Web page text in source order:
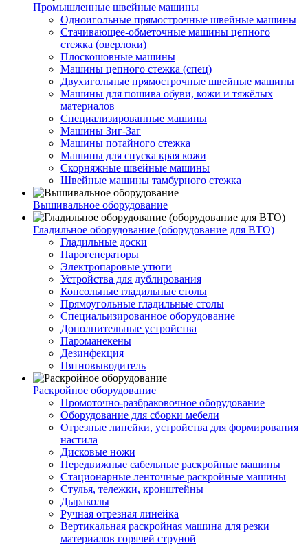
Промышленные швейные машины
Одноигольные прямострочные швейные машины
Стачивающее-обметочные машины цепного
стежка (оверлоки)
Плоскошовные машины
Машины цепного стежка (спец)
Двухигольные прямострочные швейные машины
Машины для пошива обуви, кожи и тяжёлых
материалов
Специализированные машины
Машины Зиг-Заг
Машины потайного стежка
Машины для спуска края кожи
Скорняжные швейные машины
Швейные машины тамбурного стежка
Вышивальное оборудование
Гладильное оборудование (оборудование для ВТО)
Гладильные доски
Парогенераторы
Электропаровые утюги
Устройства для дублирования
Консольные гладильные столы
Прямоугольные гладильные столы
Специальизированное оборудование
Дополнительные устройства
Пароманекены
Дезинфекция
Пятновыводитель
Раскройное оборудование
Промоточно-разбраковочное оборудование
Оборудование для сборки мебели
Отрезные линейки, устройства для формирования
настила
Дисковые ножи
Передвижные сабельные раскройные машины
Стационарные ленточные раскройные машины
Стулья, тележки, кронштейны
Дыраколы
Ручная отрезная линейка
Вертикальная раскройная машина для резки
материалов горячей струной